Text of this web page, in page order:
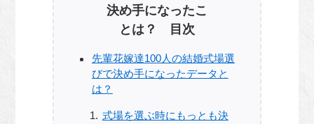
決め手になったこ
とは？ 目次
先輩花嫁達100人の結婚式場選
びで決め手になったデータと
は？
式場を選ぶ時にもっとも決